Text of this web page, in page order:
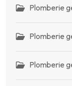
Plomberie
Plomberie
Plomberie